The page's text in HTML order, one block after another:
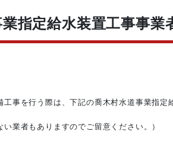
指定給水装置工事事業
事を行う際は、下記の喬木村水道事業指定
い業者もありますのでご留意ください。）